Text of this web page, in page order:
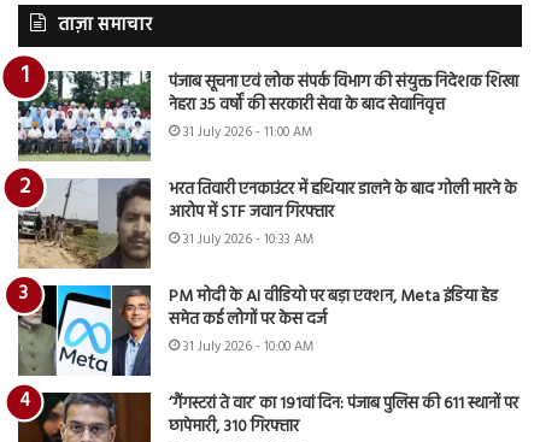
ताज़ा समाचार
पंजाब सूचना एवं लोक संपर्क विभाग की संयुक्त निदेशक शिखा
नेहरा 35 वर्षों की सरकारी सेवा के बाद सेवानिवृत्त
31 July 2026 - 11:00 AM
भरत तिवारी एनकाउंटर में हथियार डालने के बाद गोली मारने के
आरोप में STF जवान गिरफ्तार
31 July 2026 - 10:33 AM
PM मोदी के AI वीडियो पर बड़ा एक्शन, Meta इंडिया हेड
समेत कई लोगों पर केस दर्ज
31 July 2026 - 10:00 AM
‘गैंगस्टरां ते वार’ का 191वां दिन: पंजाब पुलिस की 611 स्थानों पर
छापेमारी, 310 गिरफ्तार